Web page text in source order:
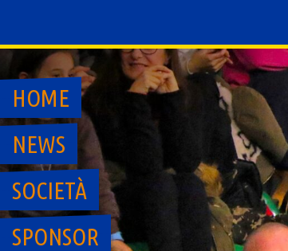
content
HOME
NEWS
SOCIETÀ
SPONSOR